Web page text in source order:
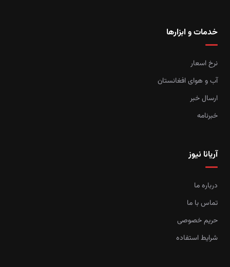
خدمات و ابزارها
نرخ اسعار
آب و هوای افغانستان
ارسال خبر
خبرنامه
آریانا نیوز
درباره ما
تماس با ما
حریم خصوصی
شرایط استفاده